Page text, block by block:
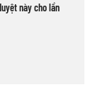
này cho lần